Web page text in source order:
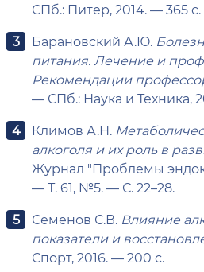
СПб.: Питер, 2014. — 365 с.
Барановский А.Ю.
питания. Лечение и
Рекомендации
— СПб.: Наука и Техника,
Климов А.Н.
алкоголя и их роль в
Журнал "Проблемы
— Т. 61, №5. — С. 22–28.
Семенов С.В. Влияние
показатели и
Спорт, 2016. — 200 с.